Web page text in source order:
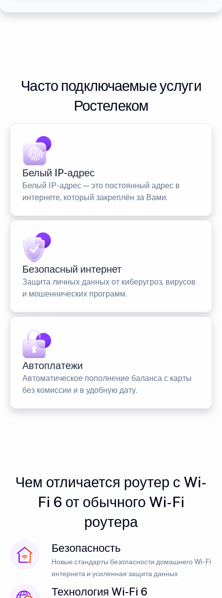
Часто подключаемые услуги
Ростелеком
Белый IP-адрес
Белый IP-адрес — это постоянный адрес в
интернете, который закреплён за Вами.
Безопасный интернет
Защита личных данных от киберугроз, вирусов
и мошеннических программ.
Автоплатежи
Автоматическое пополнение баланса с карты
без комиссии и в удобную дату.
Чем отличается роутер с Wi-
Fi 6 от обычного Wi-Fi
роутера
Безопасность
Новые стандарты безопасности домашнего Wi-Fi
интернета и усиленная защита данных
Технология Wi-Fi 6